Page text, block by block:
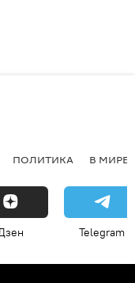
ПОЛИТИКА В МИРЕ
Telegram